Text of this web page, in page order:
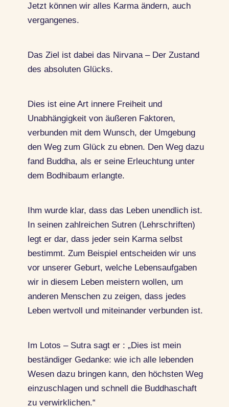
Jetzt können wir alles Karma ändern, auch
vergangenes.
Das Ziel ist dabei das Nirvana – Der Zustand
des absoluten Glücks.
Dies ist eine Art innere Freiheit und
Unabhängigkeit von äußeren Faktoren,
verbunden mit dem Wunsch, der Umgebung
den Weg zum Glück zu ebnen. Den Weg dazu
fand Buddha, als er seine Erleuchtung unter
dem Bodhibaum erlangte.
Ihm wurde klar, dass das Leben unendlich ist.
In seinen zahlreichen Sutren (Lehrschriften)
legt er dar, dass jeder sein Karma selbst
bestimmt. Zum Beispiel entscheiden wir uns
vor unserer Geburt, welche Lebensaufgaben
wir in diesem Leben meistern wollen, um
anderen Menschen zu zeigen, dass jedes
Leben wertvoll und miteinander verbunden ist.
Im Lotos – Sutra sagt er : „Dies ist mein
beständiger Gedanke: wie ich alle lebenden
Wesen dazu bringen kann, den höchsten Weg
einzuschlagen und schnell die Buddhaschaft
zu verwirklichen.“